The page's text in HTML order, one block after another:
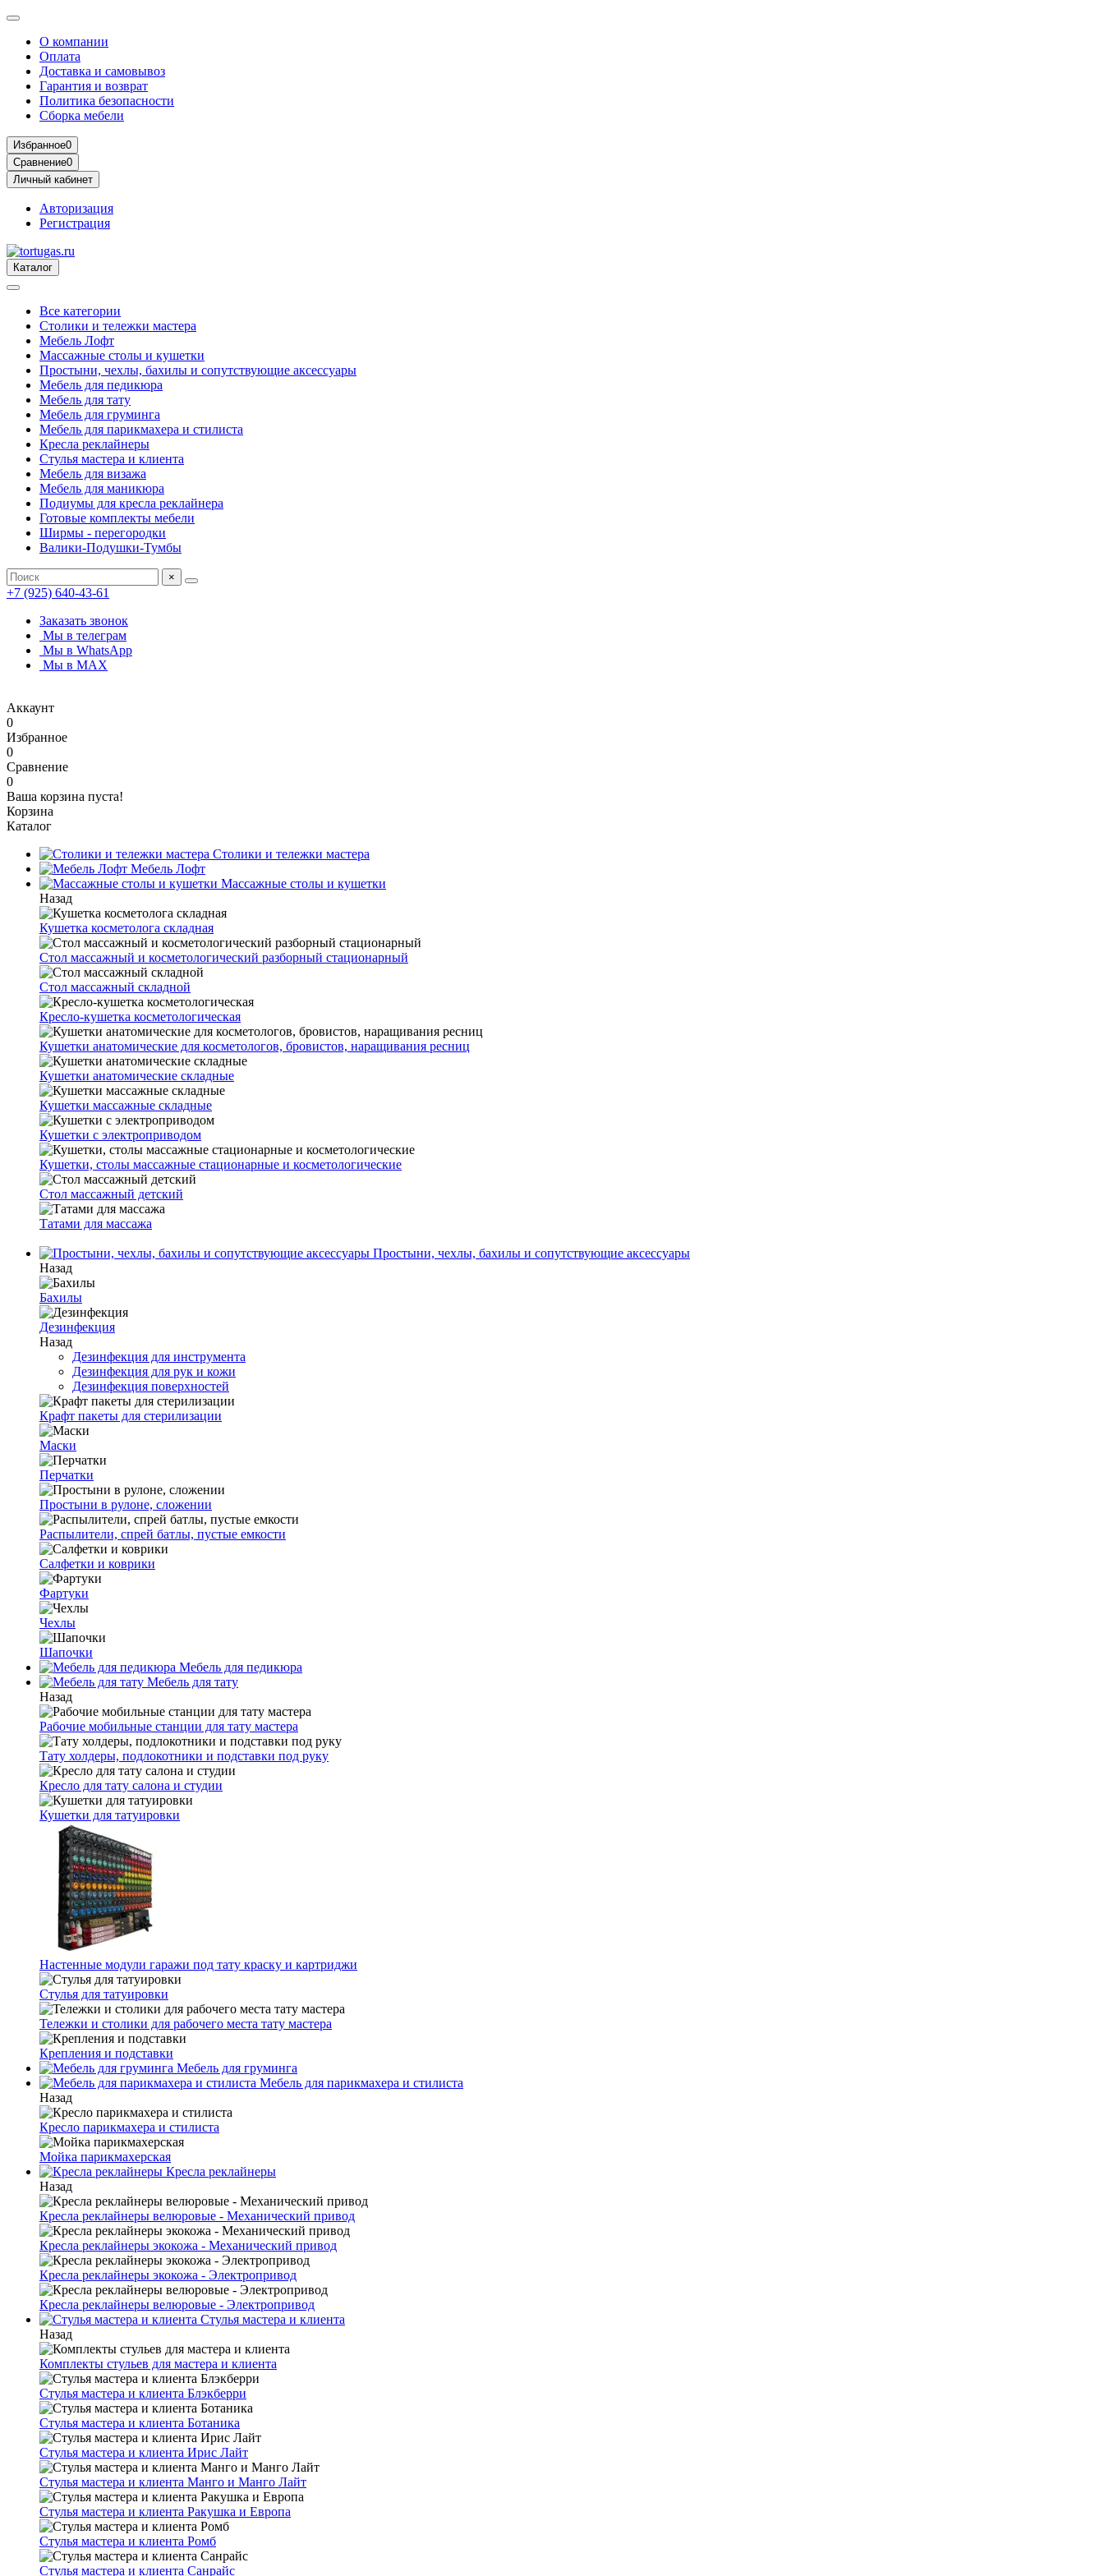
О компании
Оплата
Доставка и самовывоз
Гарантия и возврат
Политика безопасности
Сборка мебели
Избранное0
Сравнение0
Личный кабинет
Авторизация
Регистрация
Каталог
Все категории
Столики и тележки мастера
Мебель Лофт
Массажные столы и кушетки
Простыни, чехлы, бахилы и сопутствующие аксессуары
Мебель для педикюра
Мебель для тату
Мебель для груминга
Мебель для парикмахера и стилиста
Кресла реклайнеры
Стулья мастера и клиента
Мебель для визажа
Мебель для маникюра
Подиумы для кресла реклайнера
Готовые комплекты мебели
Ширмы - перегородки
Валики-Подушки-Тумбы
×
+7 (925) 640-43-61
Заказать звонок
Мы в телеграм
Мы в WhatsApp
Мы в MAX
Аккаунт
0
Избранное
0
Сравнение
0
Ваша корзина пуста!
Корзина
Каталог
Столики и тележки мастера
Мебель Лофт
Массажные столы и кушетки
Назад
Кушетка косметолога складная
Стол массажный и косметологический разборный стационарный
Стол массажный складной
Кресло-кушетка косметологическая
Кушетки анатомические для косметологов, бровистов, наращивания ресниц
Кушетки анатомические складные
Кушетки массажные складные
Кушетки с электроприводом
Кушетки, столы массажные стационарные и косметологические
Стол массажный детский
Татами для массажа
Простыни, чехлы, бахилы и сопутствующие аксессуары
Назад
Бахилы
Дезинфекция
Назад
Дезинфекция для инструмента
Дезинфекция для рук и кожи
Дезинфекция поверхностей
Крафт пакеты для стерилизации
Маски
Перчатки
Простыни в рулоне, сложении
Распылители, спрей батлы, пустые емкости
Салфетки и коврики
Фартуки
Чехлы
Шапочки
Мебель для педикюра
Мебель для тату
Назад
Рабочие мобильные станции для тату мастера
Тату холдеры, подлокотники и подставки под руку
Кресло для тату салона и студии
Кушетки для татуировки
Настенные модули гаражи под тату краску и картриджи
Стулья для татуировки
Тележки и столики для рабочего места тату мастера
Крепления и подставки
Мебель для груминга
Мебель для парикмахера и стилиста
Назад
Кресло парикмахера и стилиста
Мойка парикмахерская
Кресла реклайнеры
Назад
Кресла реклайнеры велюровые - Механический привод
Кресла реклайнеры экокожа - Механический привод
Кресла реклайнеры экокожа - Электропривод
Кресла реклайнеры велюровые - Электропривод
Стулья мастера и клиента
Назад
Комплекты стульев для мастера и клиента
Стулья мастера и клиента Блэкберри
Стулья мастера и клиента Ботаника
Стулья мастера и клиента Ирис Лайт
Стулья мастера и клиента Манго и Манго Лайт
Стулья мастера и клиента Ракушка и Европа
Стулья мастера и клиента Ромб
Стулья мастера и клиента Санрайс